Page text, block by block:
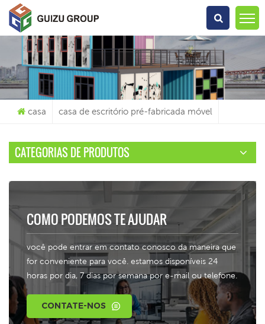
O Que Você Está Procurando?
casa casa de escritório pré-fabricada móvel
CATEGORIAS DE PRODUTOS
COMO PODEMOS TE AJUDAR
você pode entrar em contato conosco da maneira que
for conveniente para você. estamos disponíveis 24
horas por dia, 7 dias por semana por e-mail ou telefone.
CONTATE-NOS